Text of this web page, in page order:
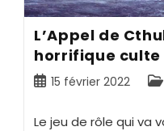
L’Appel de
horrifique culte
15 février 2022
Le jeu de rôle qui va